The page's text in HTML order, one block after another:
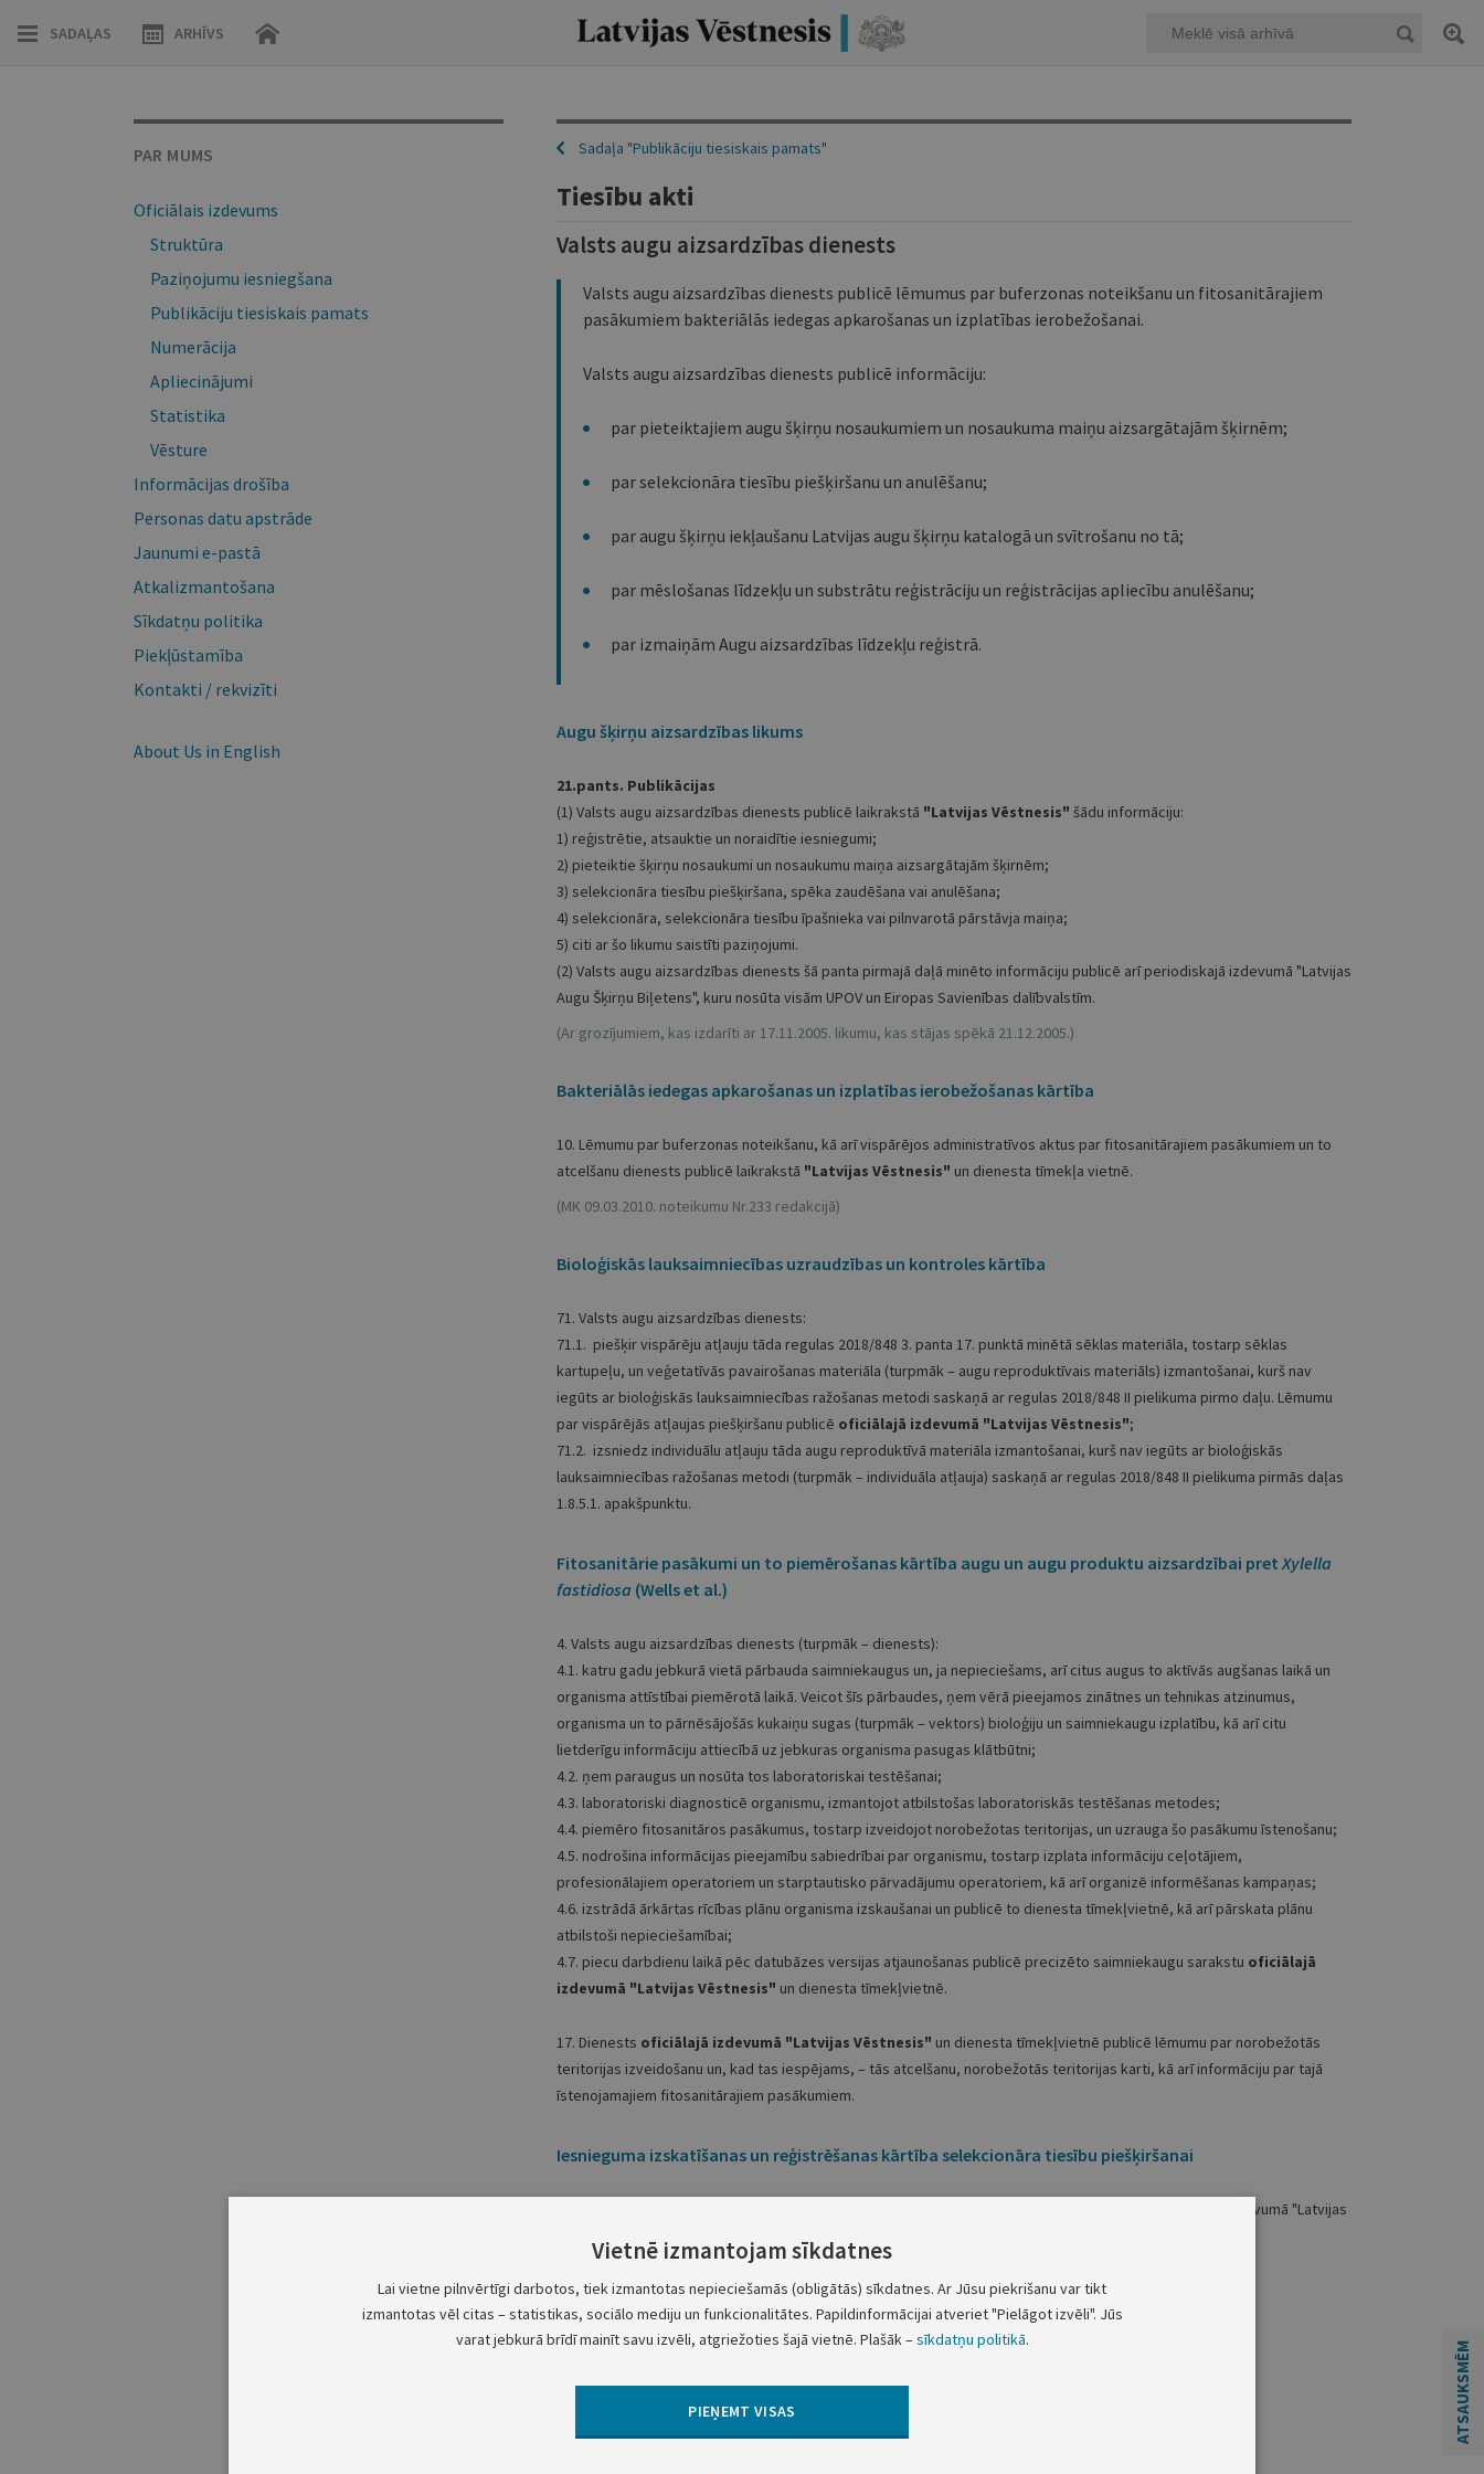
SADAĻAS ARHĪVS
PAR MUMS
Oficiālais izdevums
Struktūra
Paziņojumu iesniegšana
Publikāciju tiesiskais pamats
Numerācija
Apliecinājumi
Statistika
Vēsture
Informācijas drošība
Personas datu apstrāde
Jaunumi e-pastā
Atkalizmantošana
Sīkdatņu politika
Piekļūstamība
Kontakti / rekvizīti
About Us in English
Sadaļa "Publikāciju tiesiskais pamats"
Tiesību akti
Valsts augu aizsardzības dienests
Valsts augu aizsardzības dienests publicē lēmumus par buferzonas noteikšanu un fitosanitārajiem
pasākumiem bakteriālās iedegas apkarošanas un izplatības ierobežošanai.
Valsts augu aizsardzības dienests publicē informāciju:
par pieteiktajiem augu šķirņu nosaukumiem un nosaukuma maiņu aizsargātajām šķirnēm;
par selekcionāra tiesību piešķiršanu un anulēšanu;
par augu šķirņu iekļaušanu Latvijas augu šķirņu katalogā un svītrošanu no tā;
par mēslošanas līdzekļu un substrātu reģistrāciju un reģistrācijas apliecību anulēšanu;
par izmaiņām Augu aizsardzības līdzekļu reģistrā.
Augu šķirņu aizsardzības likums
21.pants. Publikācijas
(1) Valsts augu aizsardzības dienests publicē laikrakstā "Latvijas Vēstnesis" šādu informāciju:
1) reģistrētie, atsauktie un noraidītie iesniegumi;
2) pieteiktie šķirņu nosaukumi un nosaukumu maiņa aizsargātajām šķirnēm;
3) selekcionāra tiesību piešķiršana, spēka zaudēšana vai anulēšana;
4) selekcionāra, selekcionāra tiesību īpašnieka vai pilnvarotā pārstāvja maiņa;
5) citi ar šo likumu saistīti paziņojumi.
(2) Valsts augu aizsardzības dienests šā panta pirmajā daļā minēto informāciju publicē arī periodiskajā izdevumā "Latvijas
Augu Šķirņu Biļetens", kuru nosūta visām UPOV un Eiropas Savienības dalībvalstīm.
(Ar grozījumiem, kas izdarīti ar 17.11.2005. likumu, kas stājas spēkā 21.12.2005.)
Bakteriālās iedegas apkarošanas un izplatības ierobežošanas kārtība
10. Lēmumu par buferzonas noteikšanu, kā arī vispārējos administratīvos aktus par fitosanitārajiem pasākumiem un to
atcelšanu dienests publicē laikrakstā "Latvijas Vēstnesis" un dienesta tīmekļa vietnē.
(MK 09.03.2010. noteikumu Nr.233 redakcijā)
Bioloģiskās lauksaimniecības uzraudzības un kontroles kārtība
71. Valsts augu aizsardzības dienests:
71.1. piešķir vispārēju atļauju tāda regulas 2018/848 3. panta 17. punktā minētā sēklas materiāla, tostarp sēklas
kartupeļu, un veģetatīvās pavairošanas materiāla (turpmāk – augu reproduktīvais materiāls) izmantošanai, kurš nav
iegūts ar bioloģiskās lauksaimniecības ražošanas metodi saskaņā ar regulas 2018/848 II pielikuma pirmo daļu. Lēmumu
par vispārējās atļaujas piešķiršanu publicē oficiālajā izdevumā "Latvijas Vēstnesis";
71.2. izsniedz individuālu atļauju tāda augu reproduktīvā materiāla izmantošanai, kurš nav iegūts ar bioloģiskās
lauksaimniecības ražošanas metodi (turpmāk – individuāla atļauja) saskaņā ar regulas ​2018/848 II pielikuma pirmās daļas
1.8.5.1. apakšpunktu.
Fitosanitārie pasākumi un to piemērošanas kārtība augu un augu produktu aizsardzībai pretXylella
fastidiosa(Wells et al.)
4. Valsts augu aizsardzības dienests (turpmāk – dienests):
4.1. katru gadu jebkurā vietā pārbauda saimniekaugus un, ja nepieciešams, arī citus augus to aktīvās augšanas laikā un
organisma attīstībai piemērotā laikā. Veicot šīs pārbaudes, ņem vērā pieejamos zinātnes un tehnikas atzinumus,
organisma un to pārnēsājošās kukaiņu sugas (turpmāk – vektors) bioloģiju un saimniekaugu izplatību, kā arī citu
lietderīgu informāciju attiecībā uz jebkuras organisma pasugas klātbūtni;
4.2. ņem paraugus un nosūta tos laboratoriskai testēšanai;
4.3. laboratoriski diagnosticē organismu, izmantojot atbilstošas laboratoriskās testēšanas metodes;
4.4. piemēro fitosanitāros pasākumus, tostarp izveidojot norobežotas teritorijas, un uzrauga šo pasākumu īstenošanu;
4.5. nodrošina informācijas pieejamību sabiedrībai par organismu, tostarp izplata informāciju ceļotājiem,
profesionālajiem operatoriem un starptautisko pārvadājumu operatoriem, kā arī organizē informēšanas kampaņas;
4.6. izstrādā ārkārtas rīcības plānu organisma izskaušanai un publicē to dienesta tīmekļvietnē, kā arī pārskata plānu
atbilstoši nepieciešamībai;
4.7. piecu darbdienu laikā pēc datubāzes versijas atjaunošanas publicē precizēto saimniekaugu sarakstu oficiālajā
izdevumā "Latvijas Vēstnesis" un dienesta tīmekļvietnē.
17. Dienests oficiālajā izdevumā "Latvijas Vēstnesis" un dienesta tīmekļvietnē publicē lēmumu par norobežotās
teritorijas izveidošanu un, kad tas iespējams, – tās atcelšanu, norobežotās teritorijas karti, kā arī informāciju par tajā
īstenojamajiem fitosanitārajiem pasākumiem.
Iesnieguma izskatīšanas un reģistrēšanas kārtība selekcionāra tiesību piešķiršanai
un periodiskajā izdevumā "Latvijas
7.1. iesnieguma reģistrācijas numurs un datums;
7.2. selekcionāra un pilnvarotā pārstāvja vārds, uzvārds vai nosaukums un adrese;
7.3. augu sugas latviskais un latīniskais nosaukums;
7.4. pieteiktais šķirnes nosaukums;
Latvijas augu šķirņu kataloga nolikums ATSAUKSMĒM
Vietnē izmantojam sīkdatnes
Lai vietne pilnvērtīgi darbotos, tiek izmantotas nepieciešamās (obligātās) sīkdatnes. Ar Jūsu piekrišanu var tikt
izmantotas vēl citas – statistikas, sociālo mediju un funkcionalitātes. Papildinformācijai atveriet "Pielāgot izvēli". Jūs
varat jebkurā brīdī mainīt savu izvēli, atgriežoties šajā vietnē. Plašāk –sīkdatņu politikā.
PIEŅEMT VISAS